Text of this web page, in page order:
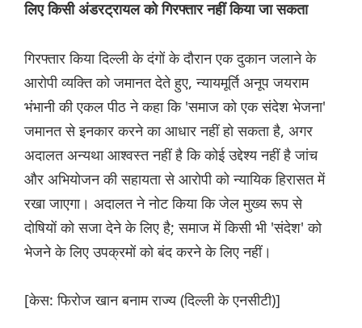
लिए किसी अंडरट्रायल को गिरफ्तार नहीं किया जा सकता
गिरफ्तार किया दिल्ली के दंगों के दौरान एक दुकान जलाने के
आरोपी व्यक्ति को जमानत देते हुए, न्यायमूर्ति अनूप जयराम
भंभानी की एकल पीठ ने कहा कि 'समाज को एक संदेश भेजना'
जमानत से इनकार करने का आधार नहीं हो सकता है, अगर
अदालत अन्यथा आश्वस्त नहीं है कि कोई उद्देश्य नहीं है जांच
और अभियोजन की सहायता से आरोपी को न्यायिक हिरासत में
रखा जाएगा। अदालत ने नोट किया कि जेल मुख्य रूप से
दोषियों को सजा देने के लिए है; समाज में किसी भी 'संदेश' को
भेजने के लिए उपक्रमों को बंद करने के लिए नहीं।
[केस: फिरोज खान बनाम राज्य (दिल्ली के एनसीटी)]